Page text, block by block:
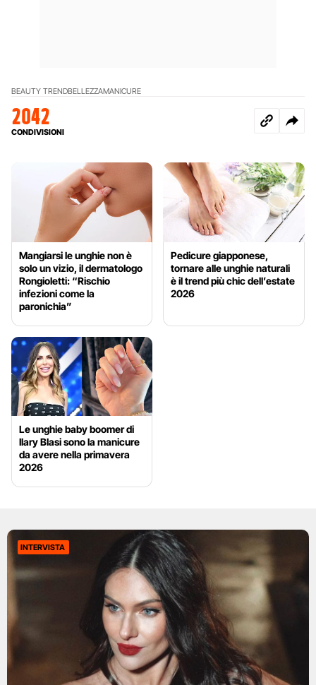
BEAUTY TRENDBELLEZZAMANICURE
2042
CONDIVISIONI
Mangiarsi le unghie non è
solo un vizio, il dermatologo
Rongioletti: “Rischio
infezioni come la
paronichia”
Pedicure giapponese,
tornare alle unghie naturali
è il trend più chic dell’estate
2026
Le unghie baby boomer di
Ilary Blasi sono la manicure
da avere nella primavera
2026
INTERVISTA